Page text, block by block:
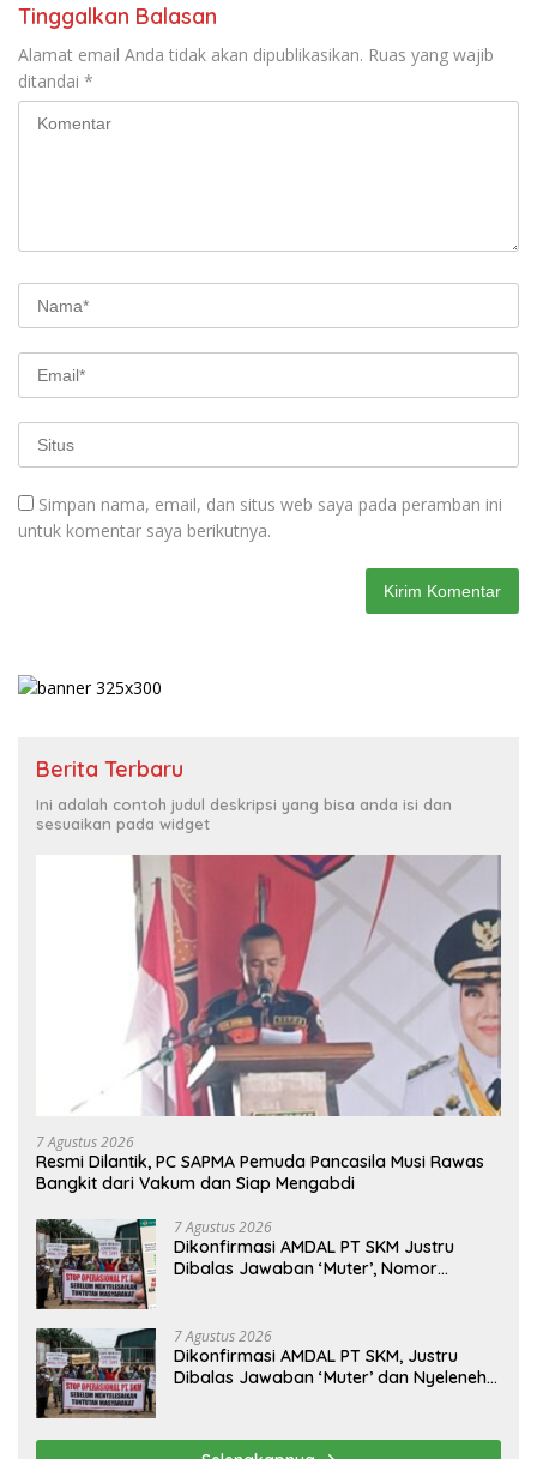
Tinggalkan Balasan
Alamat email Anda tidak akan dipublikasikan. Ruas yang wajib
ditandai *
Simpan nama, email, dan situs web saya pada peramban ini
untuk komentar saya berikutnya.
Berita Terbaru
Ini adalah contoh judul deskripsi yang bisa anda isi dan
sesuaikan pada widget
7 Agustus 2026
Resmi Dilantik, PC SAPMA Pemuda Pancasila Musi Rawas
Bangkit dari Vakum dan Siap Mengabdi
7 Agustus 2026
Dikonfirmasi AMDAL PT SKM Justru
Dibalas Jawaban ‘Muter’, Nomor
7 Agustus 2026
Dikonfirmasi AMDAL PT SKM, Justru
Dibalas Jawaban ‘Muter’ dan Nyeleneh